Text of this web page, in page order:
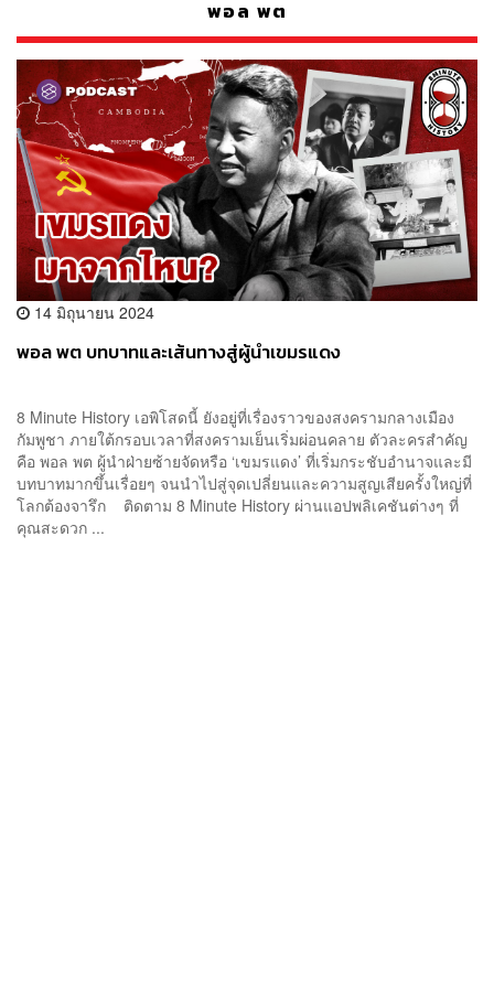
พอล พต
14 มิถุนายน 2024
พอล พต บทบาทและเส้นทางสู่ผู้นำเขมรแดง
8 Minute History เอพิโสดนี้ ยังอยู่ที่เรื่องราวของสงครามกลางเมือง
กัมพูชา ภายใต้กรอบเวลาที่สงครามเย็นเริ่มผ่อนคลาย ตัวละครสำคัญ
คือ พอล พต ผู้นำฝ่ายซ้ายจัดหรือ ‘เขมรแดง’ ที่เริ่มกระชับอำนาจและมี
บทบาทมากขึ้นเรื่อยๆ จนนำไปสู่จุดเปลี่ยนและความสูญเสียครั้งใหญ่ที่
โลกต้องจารึก ติดตาม 8 Minute History ผ่านแอปพลิเคชันต่างๆ ที่
คุณสะดวก ...